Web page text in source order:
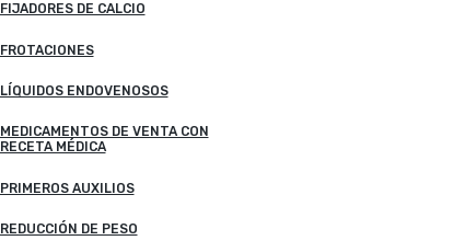
FIJADORES DE CALCIO
FROTACIONES
LÍQUIDOS ENDOVENOSOS
MEDICAMENTOS DE VENTA CON
RECETA MÉDICA
PRIMEROS AUXILIOS
REDUCCIÓN DE PESO